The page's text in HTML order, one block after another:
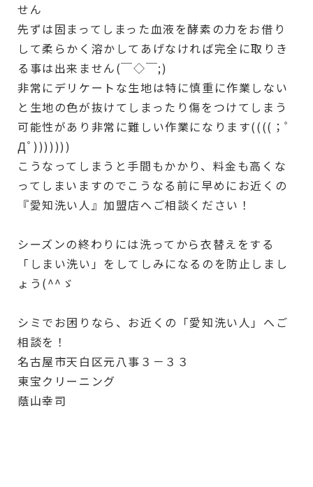
せん
先ずは固まってしまった血液を酵素の力をお借り
して柔らかく溶かしてあげなければ完全に取りき
る事は出来ません(￣◇￣;)
非常にデリケートな生地は特に慎重に作業しない
と生地の色が抜けてしまったり傷をつけてしまう
可能性があり非常に難しい作業になります((((；ﾟ
Дﾟ)))))))
こうなってしまうと手間もかかり、料金も高くな
ってしまいますのでこうなる前に早めにお近くの
『愛知洗い人』加盟店へご相談ください！
シーズンの終わりには洗ってから衣替えをする
「しまい洗い」をしてしみになるのを防止しまし
ょう(^^ゞ
シミでお困りなら、お近くの「愛知洗い人」へご
相談を！
名古屋市天白区元八事３－３３
東宝クリーニング
蔭山幸司